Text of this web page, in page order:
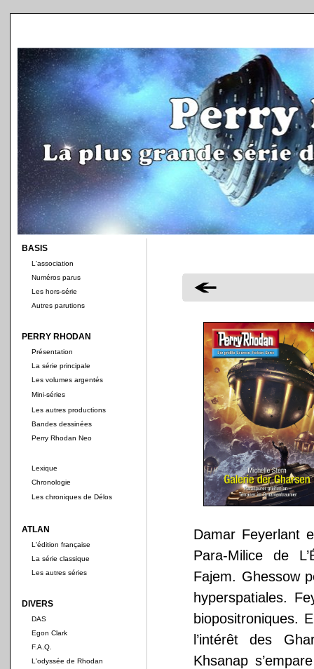
BASIS
L'association
Numéros parus
Les hors-série
Autres parutions
PERRY RHODAN
Présentation
La série principale
Les volumes argentés
Mini-séries
Les autres productions
Bandes dessinées
Perry Rhodan Neo
Lexique
Chronologie
Les chroniques de Délos
ATLAN
L'édition française
La série classique
Les autres séries
DIVERS
DAS
Egon Clark
F.A.Q.
L'odyssée de Rhodan
Damar Feyerlant
Para-Milice de
Fajem. Ghessow
hyperspatiales.
biopositroniques.
l’intérêt des
Khsanap